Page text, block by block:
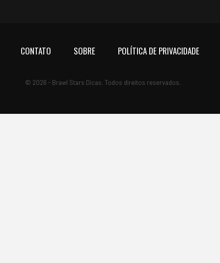
CONTATO SOBRE POLÍTICA DE PRIVACIDADE
© 2026 - Brawl Stars Dicas. Todos direitos reservados.